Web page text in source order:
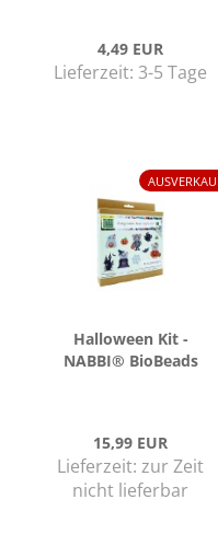
4,49 EUR
Lieferzeit: 3-5 Tage
Hal­lo­ween Kit -
NABBI® Bio­Beads
15,99 EUR
Lieferzeit: zur Zeit
nicht lieferbar